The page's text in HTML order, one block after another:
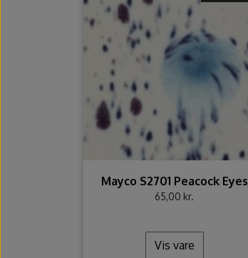
Mayco S2701 Peacock Eyes
65,00 kr.
Vis vare